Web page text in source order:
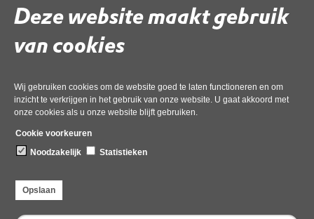
Deze website maakt gebruik
van cookies
Wij gebruiken cookies om de website goed te laten functioneren en om
inzicht te verkrijgen in het gebruik van onze website. U gaat akkoord met
onze cookies als u onze website blijft gebruiken.
Cookie voorkeuren
Noodzakelijk
Statistieken
Opslaan
Woo-verzoek Schelphorst 64 en 66 Wieringerwerf